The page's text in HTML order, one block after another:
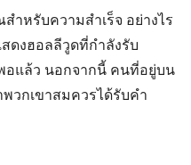
หรับความสำเร็จ อย่างไร
ดงฮอลลีวูดที่กำลังรับ
อแล้ว นอกจากนี้ คนที่อยู่บน
วกเขาสมควรได้รับคำ